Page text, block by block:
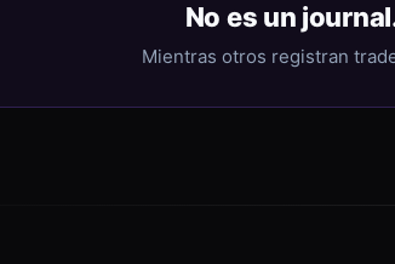
No es un
Mientras otros registran